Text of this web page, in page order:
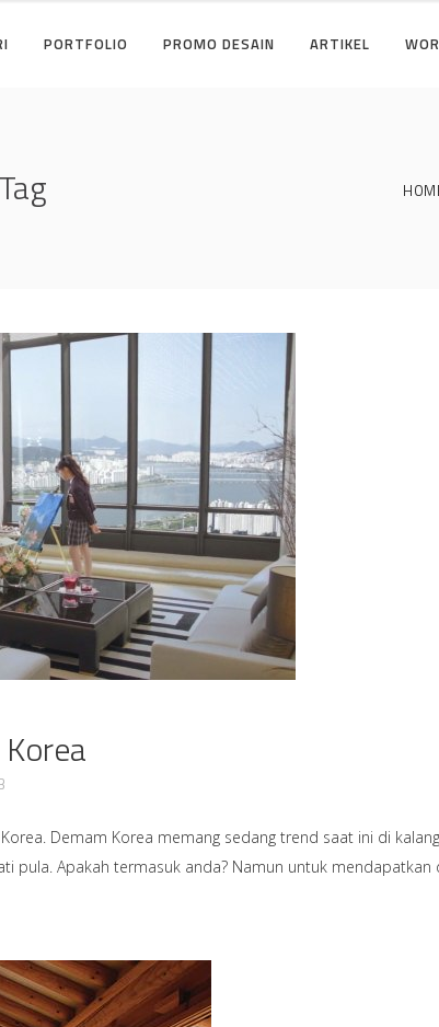
PORTFOLIO PROMO DESAIN ARTIKEL
3
Demam Korea memang sedang trend saat ini di
pula. Apakah termasuk anda? Namun untuk mendapatkan